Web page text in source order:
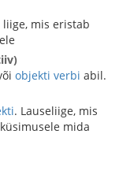
mis eristab
objekti verbi abil.
. Lauseliige, mis
mida